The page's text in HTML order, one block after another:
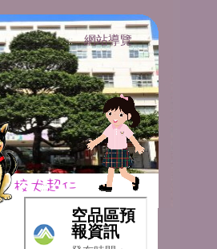
::: 網站導覽
:::